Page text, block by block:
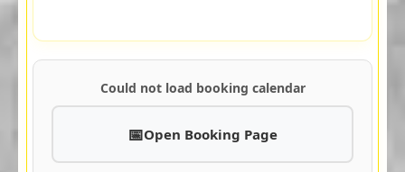
Could not load booking calendar
Open Booking Page